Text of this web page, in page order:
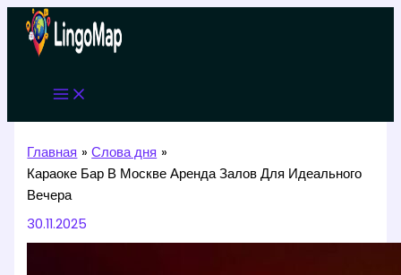
Перейти
содержимому
Главная
Слова дня
Караоке Бар В Москве Аренда Залов Для Идеального
Вечера
30.11.2025